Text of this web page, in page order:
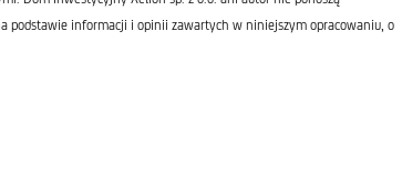
podstawie informacji i opinii zawartych w niniejszym opracowaniu, o